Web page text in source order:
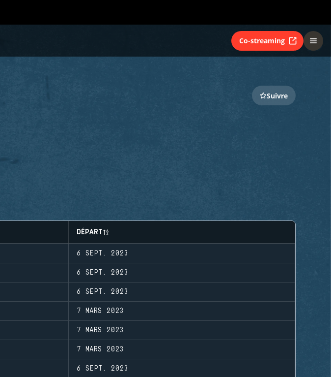
Co-streaming
Suivre
DÉPART
6 SEPT. 2023
6 SEPT. 2023
6 SEPT. 2023
7 MARS 2023
7 MARS 2023
7 MARS 2023
6 SEPT. 2023